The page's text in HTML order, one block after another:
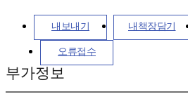
내보내기 내책장담기
오류접수
부가정보